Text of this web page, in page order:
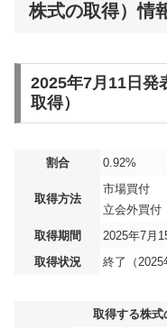
株式の取得）情
2025年7月11日発
取得）
割合 0.92%
取得方法
市場買付
立会外買付
取得期間
2025年7月
取得状況
終了（2025
取得する株式